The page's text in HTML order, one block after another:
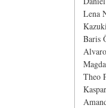
Lena
Baris
Theo